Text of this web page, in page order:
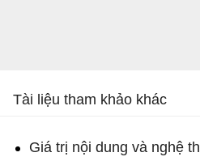
Tài liệu tham khảo khác
Giá trị nội dung và nghệ